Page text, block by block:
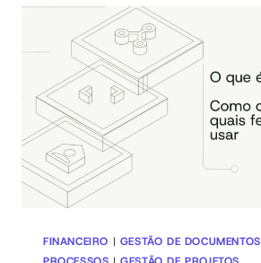
A
DIFERENÇA,
AFINAL?
FINANCEIRO | GESTÃO DE DOCUMENTOS